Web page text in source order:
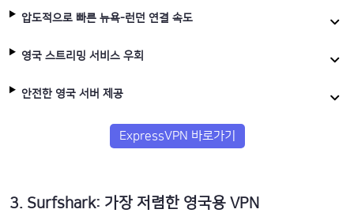
압도적으로 빠른 뉴욕-런던 연결 속도
영국 스트리밍 서비스 우회
안전한 영국 서버 제공
ExpressVPN 바로가기
3. Surfshark: 가장 저렴한 영국용 VPN